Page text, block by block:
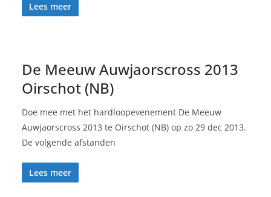
Lees meer
De Meeuw Auwjaorscross 2013
Oirschot (NB)
Doe mee met het hardloopevenement De Meeuw
Auwjaorscross 2013 te Oirschot (NB) op zo 29 dec 2013.
De volgende afstanden
Lees meer